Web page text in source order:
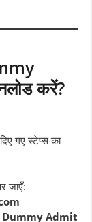
करें?
गए स्टेप्स का
जाएँ:
Admit